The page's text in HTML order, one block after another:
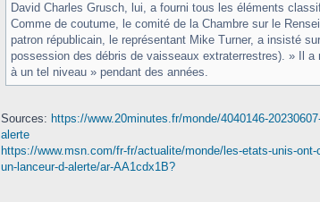
David Charles Grusch, lui, a fourni tous les éléments
Comme de coutume, le comité de la Chambre sur le
patron républicain, le représentant Mike Turner, a insisté
possession des débris de vaisseaux extraterrestres). » Il
à un tel niveau » pendant des années.
Sources: https://www.20minutes.fr/monde/4040146-
alerte
https://www.msn.com/fr-fr/actualite/monde/les-etats-unis-
un-lanceur-d-alerte/ar-AA1cdx1B?